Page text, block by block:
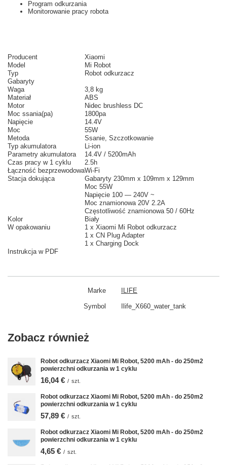
Program odkurzania
Monitorowanie pracy robota
Producent
Xiaomi
Model
Mi Robot
Typ
Robot odkurzacz
Gabaryty
Waga
3,8 kg
Materiał
ABS
Motor
Nidec brushless DC
Moc ssania(pa)
1800pa
Napięcie
14.4V
Moc
55W
Metoda
Ssanie, Szczotkowanie
Typ akumulatora
Li-ion
Parametry akumulatora
14.4V / 5200mAh
Czas pracy w 1 cyklu
2.5h
Łączność bezprzewodowaWi-Fi
Stacja dokująca
Gabaryty 230mm x 109mm x 129mm
Moc 55W
Napięcie 100 — 240V ~
Moc znamionowa 20V 2.2A
Częstotliwość znamionowa 50 / 60Hz
Kolor
Biały
W opakowaniu
1 x Xiaomi Mi Robot odkurzacz
1 x CN Plug Adapter
1 x Charging Dock
Instrukcja w PDF
Marke ILIFE
Symbol Ilife_X660_water_tank
Zobacz również
Robot odkurzacz Xiaomi Mi Robot, 5200 mAh - do 250m2
powierzchni odkurzania w 1 cyklu
16,04 € / szt.
Robot odkurzacz Xiaomi Mi Robot, 5200 mAh - do 250m2
powierzchni odkurzania w 1 cyklu
57,89 € / szt.
Robot odkurzacz Xiaomi Mi Robot, 5200 mAh - do 250m2
powierzchni odkurzania w 1 cyklu
4,65 € / szt.